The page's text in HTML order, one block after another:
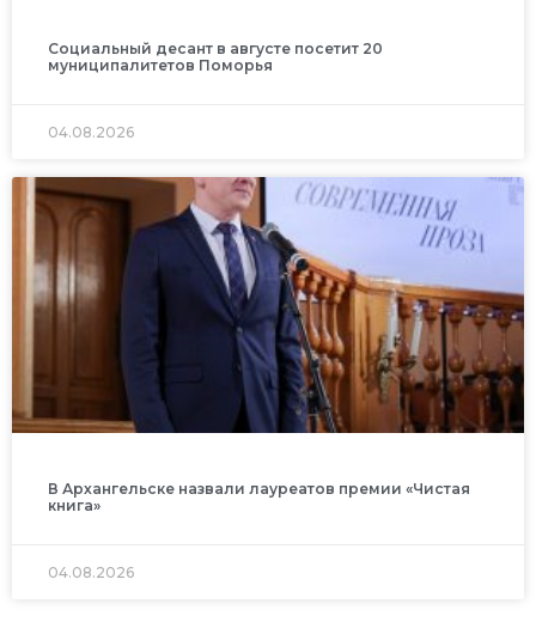
Социальный десант в августе посетит 20
муниципалитетов Поморья
04.08.2026
В Архангельске назвали лауреатов премии «Чистая
книга»
04.08.2026